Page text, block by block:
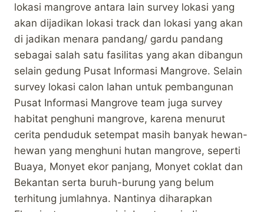
lokasi mangrove antara lain survey lokasi yang
akan dijadikan lokasi track dan lokasi yang akan
di jadikan menara pandang/ gardu pandang
sebagai salah satu fasilitas yang akan dibangun
selain gedung Pusat Informasi Mangrove. Selain
survey lokasi calon lahan untuk pembangunan
Pusat Informasi Mangrove team juga survey
habitat penghuni mangrove, karena menurut
cerita penduduk setempat masih banyak hewan-
hewan yang menghuni hutan mangrove, seperti
Buaya, Monyet ekor panjang, Monyet coklat dan
Bekantan serta buruh-burung yang belum
terhitung jumlahnya. Nantinya diharapkan